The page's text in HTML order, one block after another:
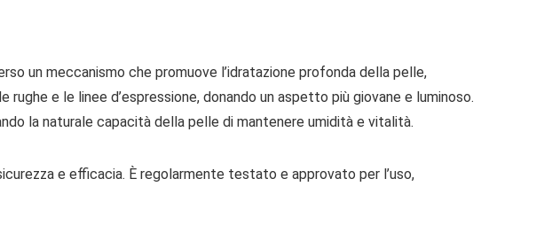
un meccanismo che promuove l’idratazione profonda della pelle,
e le linee d’espressione, donando un aspetto più giovane e luminoso.
la naturale capacità della pelle di mantenere umidità e vitalità.
e efficacia. È regolarmente testato e approvato per l’uso,